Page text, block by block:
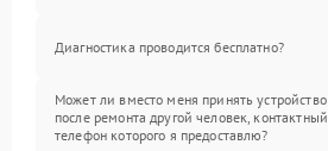
Диагностика проводится бесплатно?
Может ли вместо меня принять устройство
после ремонта другой человек, контактный
телефон которого я предоставлю?